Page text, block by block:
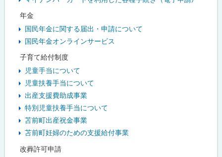
年金
国民年金に関する届出・申請について
国民年金オンラインサービス
子育て給付制度
児童手当について
児童扶養手当について
出産支援費助成事業
特別児童扶養手当について
苫前町出産祝金事業
苫前町妊婦のための支援給付事業
改葬許可申請